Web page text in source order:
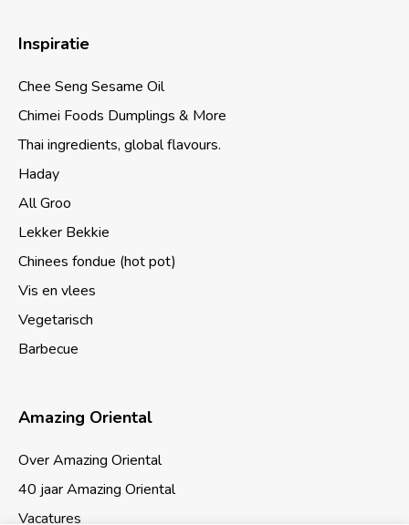
Inspiratie
Chee Seng Sesame Oil
Chimei Foods Dumplings & More
Thai ingredients, global flavours.
Haday
All Groo
Lekker Bekkie
Chinees fondue (hot pot)
Vis en vlees
Vegetarisch
Barbecue
Amazing Oriental
Over Amazing Oriental
40 jaar Amazing Oriental
Vacatures